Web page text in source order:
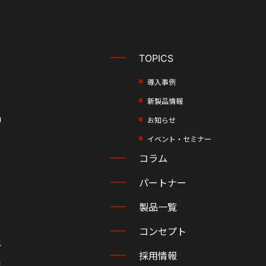
TOPICS
導入事例
新製品情報
お知らせ
イベント・セミナー
コラム
パートナー
製品一覧
コンセプト
採用情報